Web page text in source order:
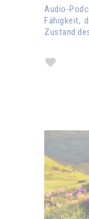
Audio-
Fähigkeit,
Zustand